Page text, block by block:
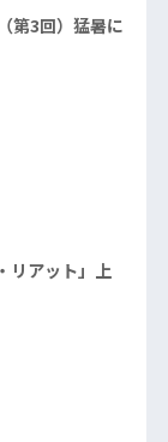
第3回）猛暑に
リアット」上